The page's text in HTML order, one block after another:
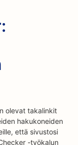
olevat takalinkit
hakukoneiden
että sivustosi
-työkalun